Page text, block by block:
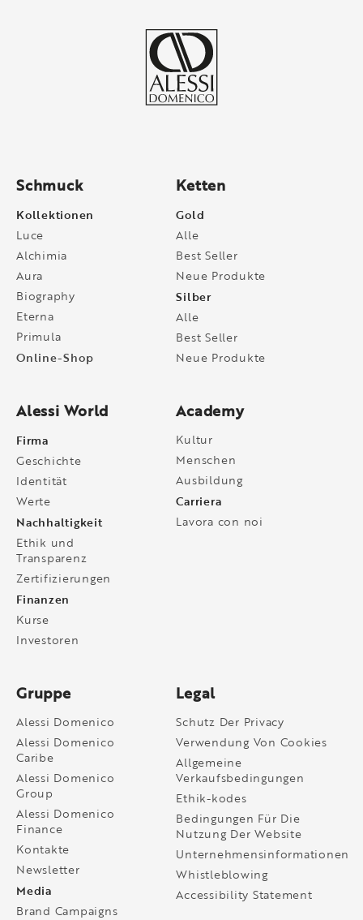
Schmuck
Kollektionen
Luce
Alchimia
Aura
Biography
Eterna
Primula
Online-Shop
Ketten
Gold
Alle
Best Seller
Neue Produkte
Silber
Alle
Best Seller
Neue Produkte
Alessi World
Firma
Geschichte
Identität
Werte
Nachhaltigkeit
Ethik und
Transparenz
Zertifizierungen
Finanzen
Kurse
Investoren
Academy
Kultur
Menschen
Ausbildung
Carriera
Lavora con noi
Gruppe
Alessi Domenico
Alessi Domenico
Caribe
Alessi Domenico
Group
Alessi Domenico
Finance
Kontakte
Newsletter
Media
Brand Campaigns
Legal
Schutz Der Privacy
Verwendung Von Cookies
Allgemeine
Verkaufsbedingungen
Ethik-kodes
Bedingungen Für Die
Nutzung Der Website
Unternehmensinformationen
Whistleblowing
Accessibility Statement